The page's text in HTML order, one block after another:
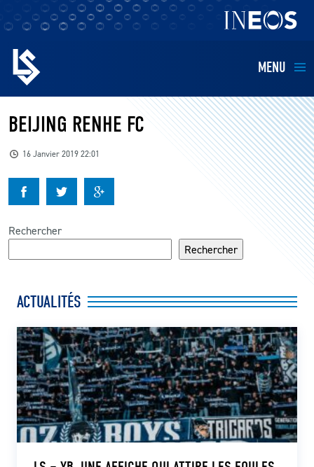
MENU
EQUIPES
BILLETTERIE
FANS
KIDS
RESTAURATION
CLUB
CONTACT
ACTUALITÉS
BEIJING RENHE FC
16 Janvier 2019 22:01
Rechercher
Rechercher
ACTUALITÉS